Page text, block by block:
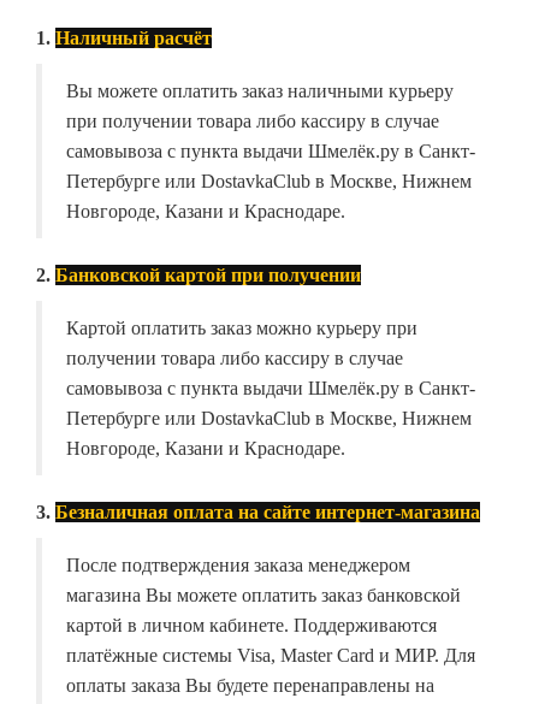
1. Наличный расчёт
Вы можете оплатить заказ наличными курьеру
при получении товара либо кассиру в случае
самовывоза с пункта выдачи Шмелёк.ру в Санкт-
Петербурге или DostavkaClub в Москве, Нижнем
Новгороде, Казани и Краснодаре.
2. Банковской картой при получении
Картой оплатить заказ можно курьеру при
получении товара либо кассиру в случае
самовывоза с пункта выдачи Шмелёк.ру в Санкт-
Петербурге или DostavkaClub в Москве, Нижнем
Новгороде, Казани и Краснодаре.
3. Безналичная оплата на сайте интернет-магазина
После подтверждения заказа менеджером
магазина Вы можете оплатить заказ банковской
картой в личном кабинете. Поддерживаются
платёжные системы Visa, Master Card и МИР. Для
оплаты заказа Вы будете перенаправлены на